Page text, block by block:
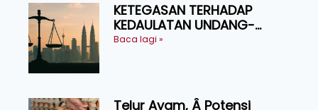
KETEGASAN TERHADAP
KEDAULATAN UNDANG-
UNDANG ASAS KEPADA
Baca lagi »
Telur Ayam, Â Potensi